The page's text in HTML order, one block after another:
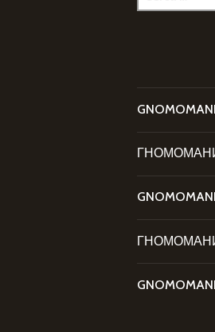
per: